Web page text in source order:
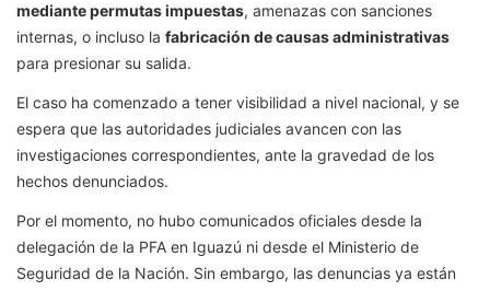
mediante permutas impuestas, amenazas con sanciones
internas, o incluso la fabricación de causas administrativas
para presionar su salida.
El caso ha comenzado a tener visibilidad a nivel nacional, y se
espera que las autoridades judiciales avancen con las
investigaciones correspondientes, ante la gravedad de los
hechos denunciados.
Por el momento, no hubo comunicados oficiales desde la
delegación de la PFA en Iguazú ni desde el Ministerio de
Seguridad de la Nación. Sin embargo, las denuncias ya están